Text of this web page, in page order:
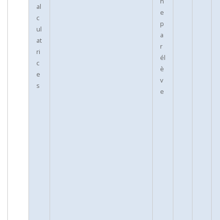
al
c
ul
at
ri
c
e
s
e
p
a
r
él
è
v
e